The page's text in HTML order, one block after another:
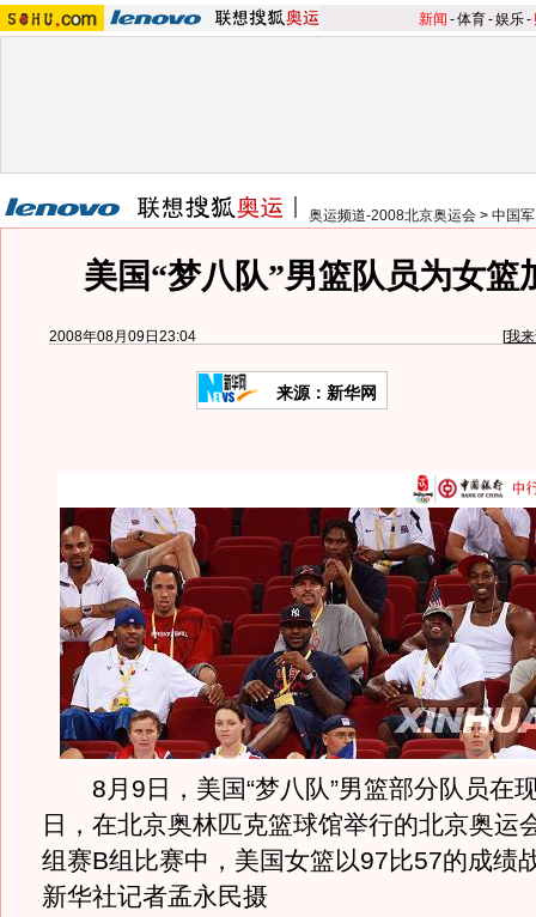
新闻 -体育-娱乐-
奥运频道-2008北京奥运会 > 中国
美国“梦八队”男篮队员为女篮
2008年08月09日23:04 [我
来源：新华网
8月9日，美国“梦八队”男篮部分队员在
日，在北京奥林匹克篮球馆举行的北京奥运
组赛B组比赛中，美国女篮以97比57的成绩
新华社记者孟永民摄